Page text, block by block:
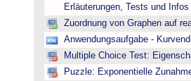
Erläuterungen, Tests und
Zuordnung von Graphen auf
Anwendungsaufgabe -
Multiple Choice Test:
Puzzle: Exponentielle